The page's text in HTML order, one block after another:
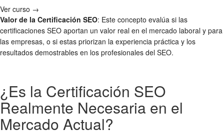
Ver curso →
Valor de la Certificación SEO: Este concepto evalúa si las
certificaciones SEO aportan un valor real en el mercado laboral y para
las empresas, o si estas priorizan la experiencia práctica y los
resultados demostrables en los profesionales del SEO.
¿Es la Certificación SEO
Realmente Necesaria en el
Mercado Actual?